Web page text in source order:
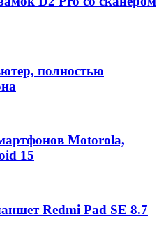
полностью
Motorola,
15
Redmi Pad SE 8.7